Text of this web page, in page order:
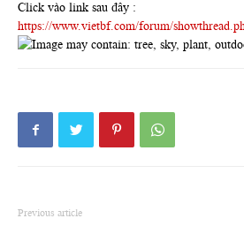
Click vào link sau đây :
https://www.vietbf.com/forum/
Previous article